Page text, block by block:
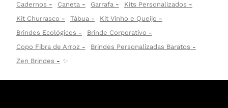
Cadernos
Caneta Garrafa
Kits Personalizados
Kit Churrasco
Tábua
Kit Vinho e Queijo
Brindes Ecológicos
Brinde Corporativo
Copo Fibra de Arroz
Brindes Personalizadas Baratos
Zen Brindes
✨